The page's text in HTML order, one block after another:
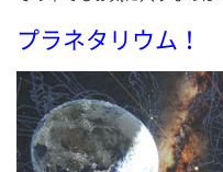
プラネタリウム！